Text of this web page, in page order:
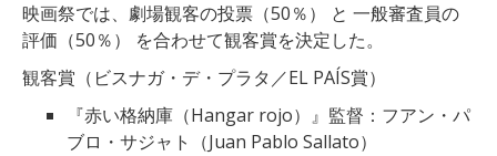
映画祭では、劇場観客の投票（50％） と 一般審査員の
評価（50％） を合わせて観客賞を決定した。
観客賞（ビスナガ・デ・プラタ／EL PAÍS賞）
『赤い格納庫（Hangar rojo）』監督：フアン・パ
ブロ・サジャト（Juan Pablo Sallato）